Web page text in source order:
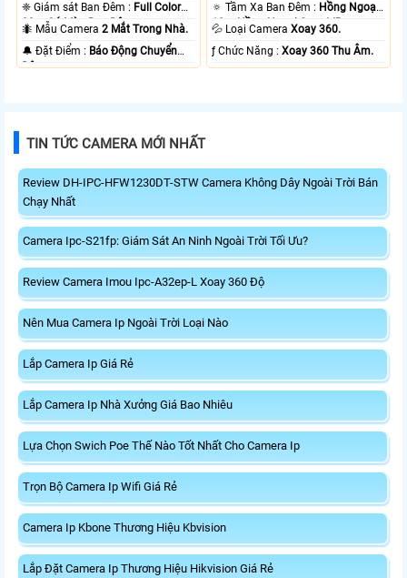
❈ Giám sát Ban Đêm : Full Color
20m Có Màu Ban Ðêm.
🐜 Mẫu Camera2 Mắt Trong Nhà.
️🔔 Đặt Điểm : Báo Động Chuyển
Động.
🔅 Tầm Xa Ban Đêm : Hồng Ngoại
10m Hồng Ngoại Smart IR.
💦 Loại CameraXoay 360.
️ƒ Chức Năng :Xoay 360 Thu Âm.
TIN TỨC CAMERA MỚI NHẤT
Review DH-IPC-HFW1230DT-STW Camera Không Dây Ngoài Trời Bán
Chạy Nhất
Camera Ipc-S21fp: Giám Sát An Ninh Ngoài Trời Tối Ưu?
Review Camera Imou Ipc-A32ep-L Xoay 360 Độ
Nên Mua Camera Ip Ngoài Trời Loại Nào
Lắp Camera Ip Giá Rẻ
Lắp Camera Ip Nhà Xưởng Giá Bao Nhiêu
Lựa Chọn Swich Poe Thế Nào Tốt Nhất Cho Camera Ip
Trọn Bộ Camera Ip Wifi Giá Rẻ
Camera Ip Kbone Thương Hiệu Kbvision
Lắp Đặt Camera Ip Thương Hiệu Hikvision Giá Rẻ